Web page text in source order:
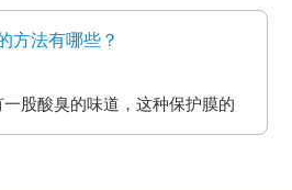
差异。
使用范围
主要目的就是为了满足产品的
定要根据离型膜的使用范围来
能够符合企业产品的生产要
，起到均匀传递热压板工作温
。而且使用缓冲垫还可以使纸
冲垫还可以保护模板、弥补压
正常工作。
材分很多种（PET,聚酰亚胺）
离型膜同属矽利康的类别，时
面的反应就是贴死。
它任何形状，用于一些特殊用
：
油，起到产品的隔离作用。
性能、平滑度和强度。
以防止预浸料粘连，又可以保
方法有哪些？
股酸臭的味道，这种保护膜的